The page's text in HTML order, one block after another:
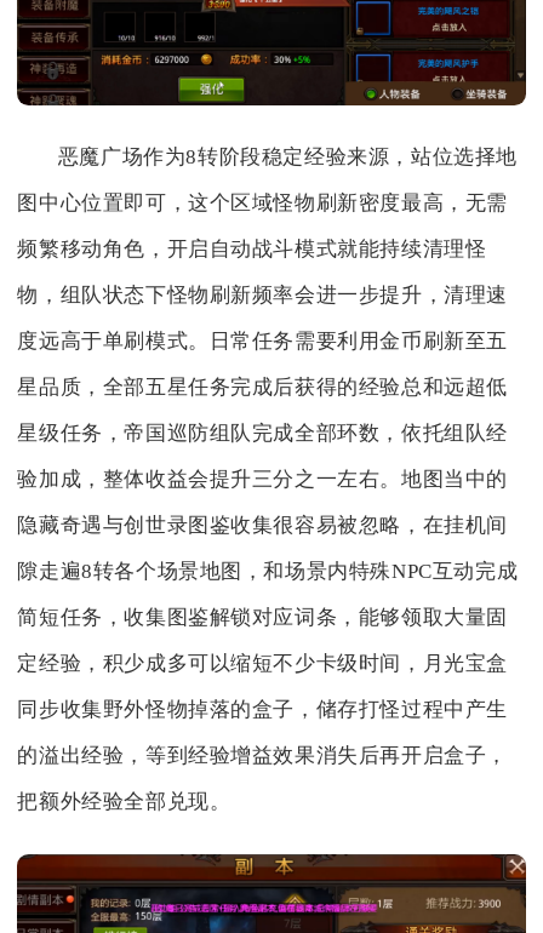
恶魔广场作为8转阶段稳定经验来源，站位选择地
图中心位置即可，这个区域怪物刷新密度最高，无需
频繁移动角色，开启自动战斗模式就能持续清理怪
物，组队状态下怪物刷新频率会进一步提升，清理速
度远高于单刷模式。日常任务需要利用金币刷新至五
星品质，全部五星任务完成后获得的经验总和远超低
星级任务，帝国巡防组队完成全部环数，依托组队经
验加成，整体收益会提升三分之一左右。地图当中的
隐藏奇遇与创世录图鉴收集很容易被忽略，在挂机间
隙走遍8转各个场景地图，和场景内特殊NPC互动完成
简短任务，收集图鉴解锁对应词条，能够领取大量固
定经验，积少成多可以缩短不少卡级时间，月光宝盒
同步收集野外怪物掉落的盒子，储存打怪过程中产生
的溢出经验，等到经验增益效果消失后再开启盒子，
把额外经验全部兑现。